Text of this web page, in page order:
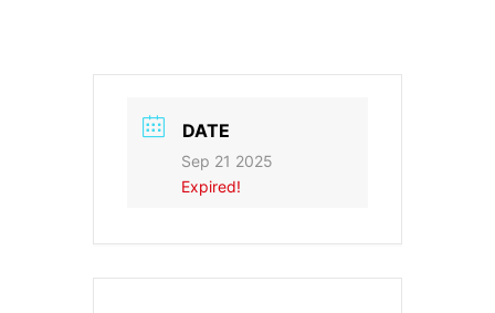
DATE
Sep 21 2025
Expired!